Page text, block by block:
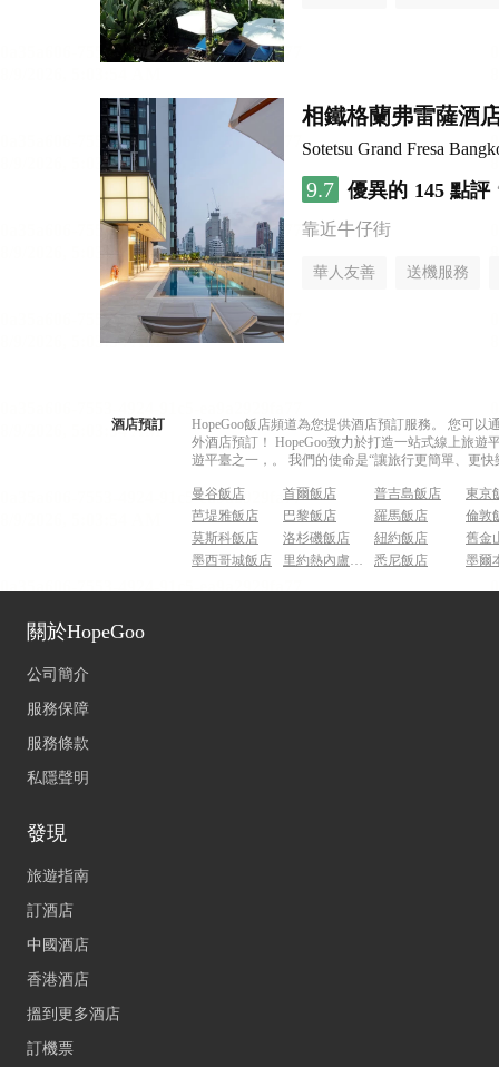
相鐵格蘭弗雷薩酒
Sotetsu Grand Fresa
9.7 優異的 145 點評
靠近牛仔街
華人友善 送機服務
酒店預訂
HopeGoo飯店頻道為您提供酒店預訂服務。 您可
外酒店預訂！ HopeGoo致力於打造一站式線上旅
遊平臺之一，。 我們的使命是“讓旅行更簡單、更
曼谷飯店 首爾飯店 普吉島飯店
東京
芭堤雅飯店
巴黎飯店 羅馬飯店
倫敦
莫斯科飯店
洛杉磯飯店 紐約飯店
舊金
墨西哥城飯店
里約熱內盧飯店 悉尼飯店 墨爾
關於HopeGoo
公司簡介
服務保障
服務條款
私隱聲明
發現
旅遊指南
訂酒店
中國酒店
香港酒店
搵到更多酒店
訂機票